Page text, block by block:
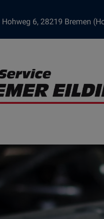
Hohweg 6, 28219 Bremen